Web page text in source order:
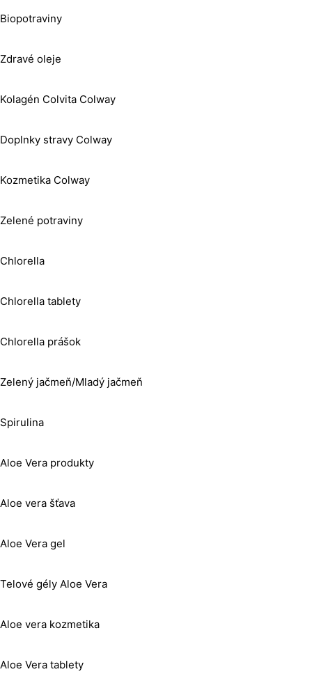
Biopotraviny
Zdravé oleje
Kolagén Colvita Colway
Doplnky stravy Colway
Kozmetika Colway
Zelené potraviny
Chlorella
Chlorella tablety
Chlorella prášok
Zelený jačmeň/Mladý jačmeň
Spirulina
Aloe Vera produkty
Aloe vera šťava
Aloe Vera gel
Telové gély Aloe Vera
Aloe vera kozmetika
Aloe Vera tablety